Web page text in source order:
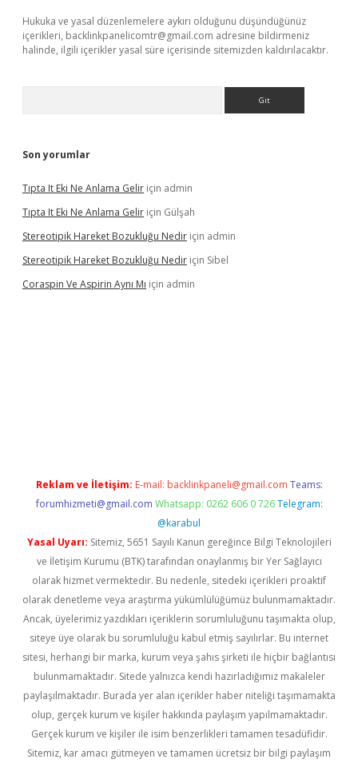
Hukuka ve yasal düzenlemelere aykırı olduğunu düşündüğünüz
içerikleri, backlinkpanelicomtr@gmail.com adresine bildirmeniz
halinde, ilgili içerikler yasal süre içerisinde sitemizden kaldırılacaktır.
Son yorumlar
Tıpta It Eki Ne Anlama Gelir için admin
Tıpta It Eki Ne Anlama Gelir için Gülşah
Stereotipik Hareket Bozukluğu Nedir için admin
Stereotipik Hareket Bozukluğu Nedir için Sibel
Coraspin Ve Aspirin Aynı Mı için admin
Reklam ve İletişim: E-mail: backlinkpaneli@gmail.com Teams:
forumhizmeti@gmail.com Whatsapp: 0262 606 0 726 Telegram:
@karabul
Yasal Uyarı: Sitemiz, 5651 Sayılı Kanun gereğince Bilgi Teknolojileri
ve İletişim Kurumu (BTK) tarafından onaylanmış bir Yer Sağlayıcı
olarak hizmet vermektedir. Bu nedenle, sitedeki içerikleri proaktif
olarak denetleme veya araştırma yükümlülüğümüz bulunmamaktadır.
Ancak, üyelerimiz yazdıkları içeriklerin sorumluluğunu taşımakta olup,
siteye üye olarak bu sorumluluğu kabul etmiş sayılırlar. Bu internet
sitesi, herhangi bir marka, kurum veya şahıs şirketi ile hiçbir bağlantısı
bulunmamaktadır. Sitede yalnızca kendi hazırladığımız makaleler
paylaşılmaktadır. Burada yer alan içerikler haber niteliği taşımamakta
olup, gerçek kurum ve kişiler hakkında paylaşım yapılmamaktadır.
Gerçek kurum ve kişiler ile isim benzerlikleri tamamen tesadüfidir.
Sitemiz, kar amacı gütmeyen ve tamamen ücretsiz bir bilgi paylaşım